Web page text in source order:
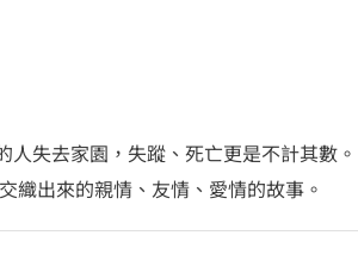
失去家園，失蹤、死亡更是不計其數
出來的親情、友情、愛情的故事。